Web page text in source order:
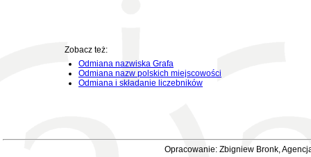
Zobacz też:
Odmiana nazwiska Grafa
Odmiana nazw polskich miejscowości
Odmiana i składanie liczebników
Opracowanie: Zbigniew Bronk,